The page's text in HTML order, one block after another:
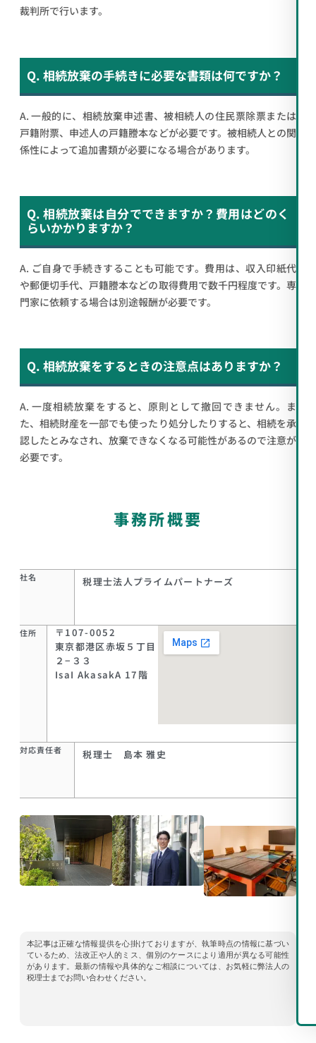
裁判所で行います。
Q. 相続放棄の手続きに必要な書類は何ですか？
A. 一般的に、相続放棄申述書、被相続人の住民票除票または
戸籍附票、申述人の戸籍謄本などが必要です。被相続人との関
係性によって追加書類が必要になる場合があります。
Q. 相続放棄は自分でできますか？費用はどのく
らいかかりますか？
A. ご自身で手続きすることも可能です。費用は、収入印紙代
や郵便切手代、戸籍謄本などの取得費用で数千円程度です。専
門家に依頼する場合は別途報酬が必要です。
Q. 相続放棄をするときの注意点はありますか？
A. 一度相続放棄をすると、原則として撤回できません。ま
た、相続財産を一部でも使ったり処分したりすると、相続を承
認したとみなされ、放棄できなくなる可能性があるので注意が
必要です。
事務所概要
社名 税理士法人プライムパートナーズ
住所
〒107-0052
東京都港区赤坂５丁目
２−３３
IsaI AkasakA 17階
対応責任者 税理士 島本 雅史
本記事は正確な情報提供を心掛けておりますが、執筆時点の情報に基づい
ているため、法改正や人的ミス、個別のケースにより適用が異なる可能性
があります。最新の情報や具体的なご相談については、お気軽に弊法人の
税理士までお問い合わせください。